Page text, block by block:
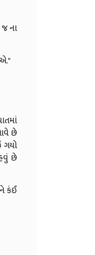
ના
છે
ગયો
છે
કંઈ